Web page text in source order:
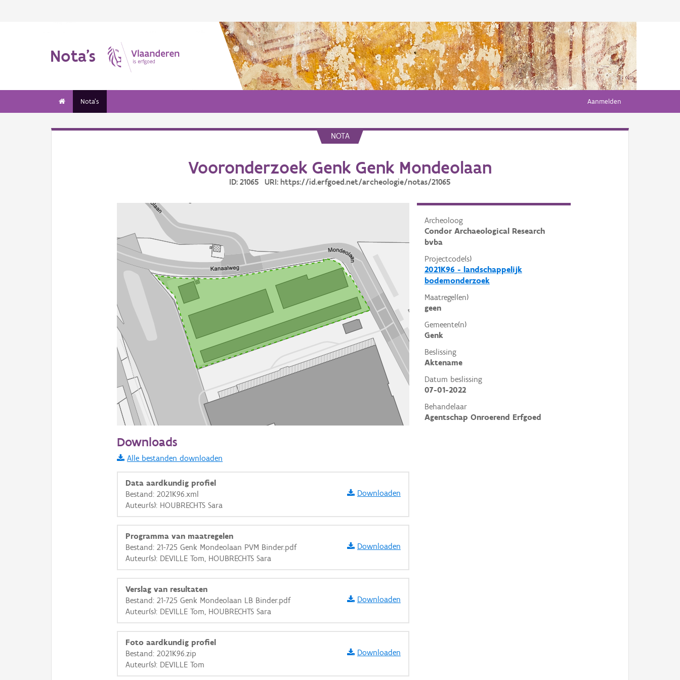
Nota's
Nota's Aanmelden
NOTA
Vooronderzoek Genk Genk Mondeolaan
ID: 21065 URI: https://id.erfgoed.net/archeologie/notas/21065
Archeoloog
Condor Archaeological Research
bvba
Projectcode(s)
2021K96 - landschappelijk
bodemonderzoek
Maatregel(en)
geen
Gemeente(n)
Genk
Beslissing
Aktename
Datum beslissing
07-01-2022
Behandelaar
Agentschap Onroerend Erfgoed
Informatie Vlaanderen
i
+ −
OSM-Basiskaart
Ortho
GRB-Basiskaart
GRB-Basiskaart in grijswaarden
Downloads
Alle bestanden downloaden
Data aardkundig profiel
Bestand: 2021K96.xml
Auteur(s): HOUBRECHTS Sara
Downloaden
Programma van maatregelen
Bestand: 21-725 Genk Mondeolaan PVM Binder.pdf
Auteur(s): DEVILLE Tom, HOUBRECHTS Sara
Downloaden
Verslag van resultaten
Bestand: 21-725 Genk Mondeolaan LB Binder.pdf
Auteur(s): DEVILLE Tom, HOUBRECHTS Sara
Downloaden
Foto aardkundig profiel
Bestand: 2021K96.zip
Auteur(s): DEVILLE Tom
Downloaden